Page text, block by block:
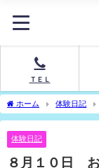
ＴＥＬ
ホーム 体験日記
島の美ら海でいっぱい
体験日記
８月１０日